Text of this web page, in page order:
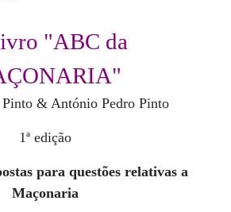
"ABC da
& António Pedro Pinto
1ª edição
para questões relativas a
Maçonaria